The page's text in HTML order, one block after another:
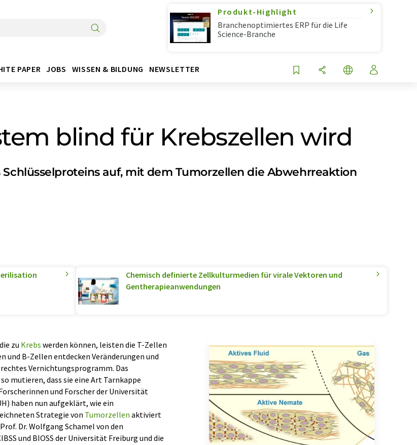
Produkt-Highlight
Branchenoptimiertes ERP für die Life
Science-Branche
PAPER JOBS WISSEN & BILDUNG NEWSLETTER
blind für Krebszellen wird
auf, mit dem Tumorzellen die Abwehrreaktion
Chemisch definierte Zellkulturmedien für virale Vektoren und
Gentherapieanwendungen
zu Krebs werden können, leisten die T-Zellen
und B-Zellen entdecken Veränderungen und
Vernichtungsprogramm. Das
so mutieren, dass sie eine Art Tarnkappe
und Forscher der Universität
haben nun aufgeklärt, wie ein
Strategie von Tumorzellen aktiviert
Dr. Wolfgang Schamel von den
und BIOSS der Universität Freiburg und die